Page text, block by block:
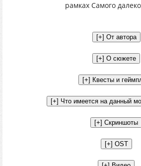
рамках Самого